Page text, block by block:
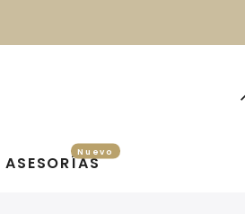
ASESORÍAS
Nuevo